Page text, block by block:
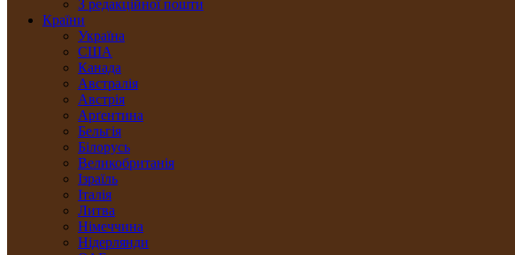
З редакційної пошти
Країни
Україна
США
Канада
Австралія
Австрія
Арґентина
Бельгія
Білорусь
Великобританія
Ізраїль
Італія
Литва
Німеччина
Нідерлянди